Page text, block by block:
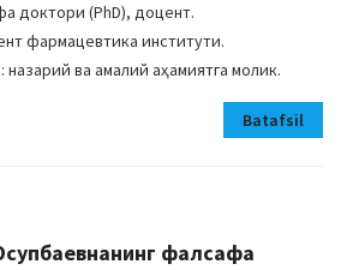
доктори (PhD), доцент.
фармацевтика институти.
ва амалий аҳамиятга молик.
Batafsil
фалсафа